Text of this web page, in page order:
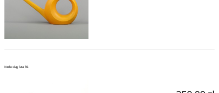
Korkociąg lata 50.